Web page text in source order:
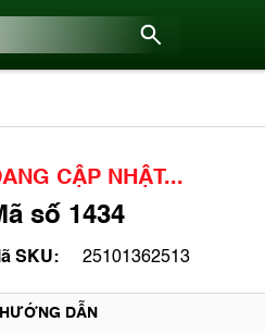
CẬP NHẬT...
số 1434
SKU: 25101362513
HƯỚNG DẪN